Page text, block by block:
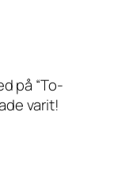
på “To-
varit!